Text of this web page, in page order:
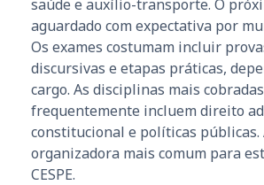
saúde e auxílio-transporte. O
aguardado com expectativa por
Os exames costumam incluir
discursivas e etapas práticas,
cargo. As disciplinas mais
frequentemente incluem direito
constitucional e políticas públicas.
organizadora mais comum para
CESPE.